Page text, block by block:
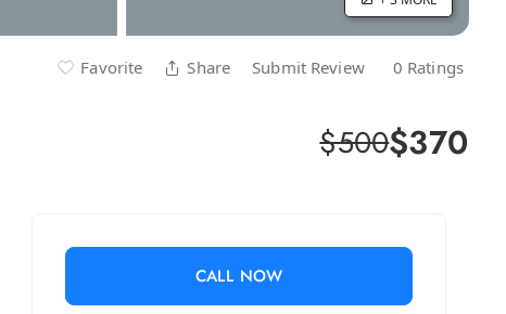
Favorite Share Submit Review 0 Ratings
$500$370
CALL NOW